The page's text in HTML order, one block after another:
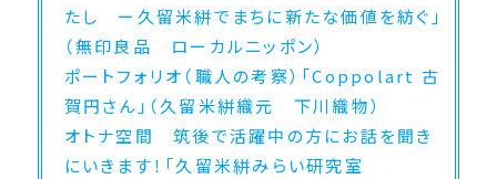
たし ー久留米絣でまちに新たな価値を紡ぐ」
（無印良品 ローカルニッポン）
ポートフォリオ（職人の考察）「Coppolart 古
賀円さん」（久留米絣織元 下川織物）
オトナ空間 筑後で活躍中の方にお話を聞き
にいきます！「久留米絣みらい研究室